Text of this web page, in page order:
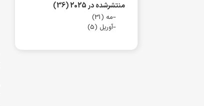
منتشرشده در 2025 (36)
مه (31)
آوریل (5)